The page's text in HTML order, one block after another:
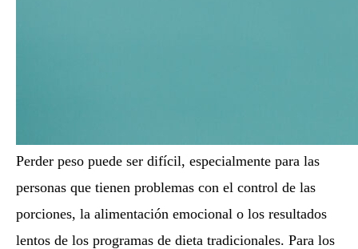
Perder peso puede ser difícil, especialmente para las
personas que tienen problemas con el control de las
porciones, la alimentación emocional o los resultados
lentos de los programas de dieta tradicionales. Para los